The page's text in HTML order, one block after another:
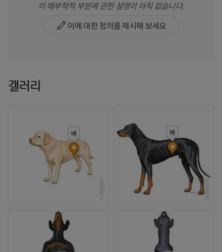
이 해부학적 부분에 관한 설명이 아직 없습니다.
이에 대한 정의를 제시해 보세요
갤러리